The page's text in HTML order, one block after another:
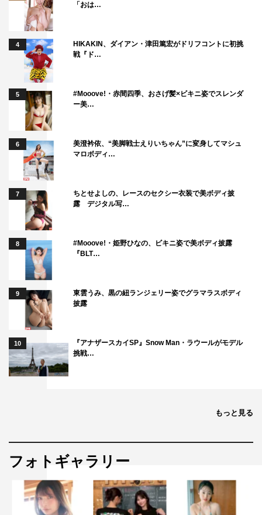
「おは…
4
HIKAKIN、ダイアン・津田篤宏がドリフコントに初挑
戦『ド…
5
#Mooove!・赤間四季、おさげ髪×ビキニ姿でスレンダ
ー美…
6
美澄衿依、“美脚戦士えりいちゃん”に変身してマシュ
マロボディ…
7
ちとせよしの、レースのセクシー衣装で美ボディ披
露 デジタル写…
8
#Mooove!・姫野ひなの、ビキニ姿で美ボディ披露
『BLT…
9
東雲うみ、黒の紐ランジェリー姿でグラマラスボディ
披露
10
『アナザースカイSP』Snow Man・ラウールがモデル
挑戦…
もっと見る
フォトギャラリー